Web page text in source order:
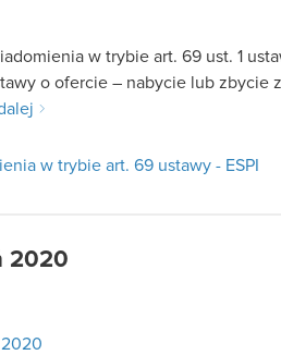
w trybie art. 69 ust. 1
o ofercie – nabycie lub zbycie
w trybie art. 69 ustawy - ESPI
2020